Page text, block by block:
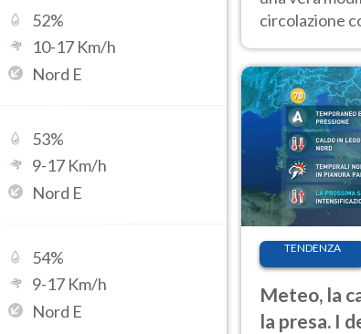
52%
10-17 Km/h
Nord E
53%
9-17 Km/h
Nord E
54%
9-17 Km/h
Nord E
circolazione
giorni,
Ferragosto
TENDENZA
Meteo, la
la presa. I